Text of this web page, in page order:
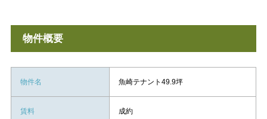
物件概要
物件名 魚崎テナント49.9坪
賃料 成約